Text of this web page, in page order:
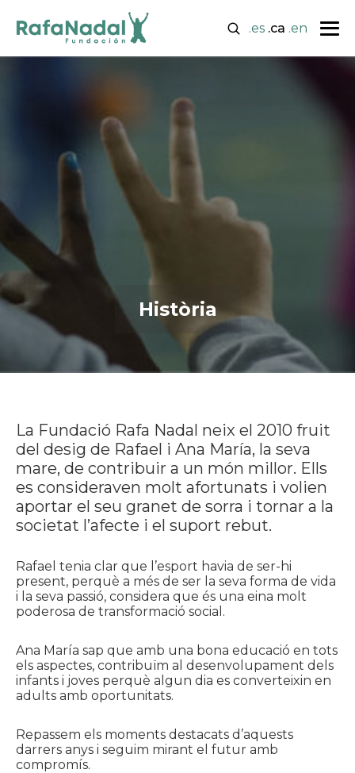
.es .ca .en
Història
La Fundació Rafa Nadal neix el 2010 fruit
del desig de Rafael i Ana María, la seva
mare, de contribuir a un món millor. Ells
es consideraven molt afortunats i volien
aportar el seu granet de sorra i tornar a la
societat l’afecte i el suport rebut.
Rafael tenia clar que l’esport havia de ser-hi
present, perquè a més de ser la seva forma de vida
i la seva passió, considera que és una eina molt
poderosa de transformació social.
Ana María sap que amb una bona educació en tots
els aspectes, contribuïm al desenvolupament dels
infants i joves perquè algun dia es converteixin en
adults amb oportunitats.
Repassem els moments destacats d’aquests
darrers anys i seguim mirant el futur amb
compromís.